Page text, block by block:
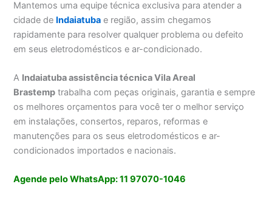
Mantemos uma equipe técnica exclusiva para atender a
cidade de Indaiatuba e região, assim chegamos
rapidamente para resolver qualquer problema ou defeito
em seus eletrodomésticos e ar-condicionado.
A Indaiatuba assistência técnica Vila Areal
Brastemp trabalha com peças originais, garantia e sempre
os melhores orçamentos para você ter o melhor serviço
em instalações, consertos, reparos, reformas e
manutenções para os seus eletrodomésticos e ar-
condicionados importados e nacionais.
Agende pelo WhatsApp: 11 97070-1046